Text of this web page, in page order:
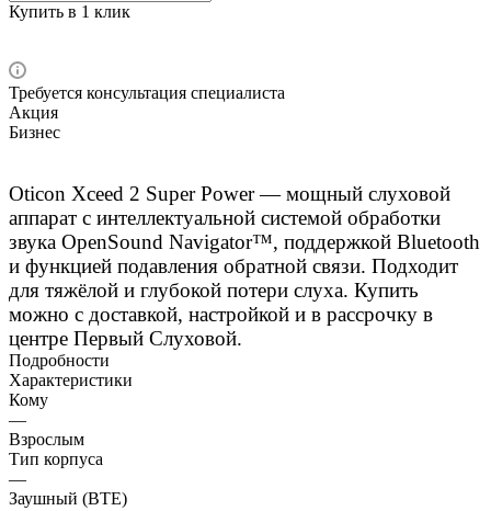
Купить в 1 клик
Требуется консультация специалиста
Акция
Бизнес
Oticon Xceed 2 Super Power — мощный слуховой
аппарат с интеллектуальной системой обработки
звука OpenSound Navigator™, поддержкой Bluetooth
и функцией подавления обратной связи. Подходит
для тяжёлой и глубокой потери слуха. Купить
можно с доставкой, настройкой и в рассрочку в
центре Первый Слуховой.
Подробности
Характеристики
Кому
—
Взрослым
Тип корпуса
—
Заушный (BTE)